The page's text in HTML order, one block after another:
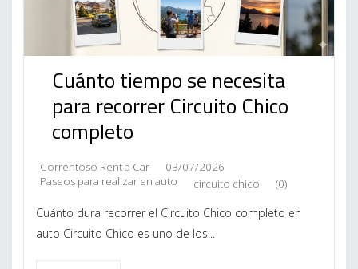
Cuánto tiempo se necesita
para recorrer Circuito Chico
completo
Correntoso Rent a Car
03/07/2026
Paseos para realizar en auto
circuito chico (0)
Cuánto dura recorrer el Circuito Chico completo en
auto Circuito Chico es uno de los...